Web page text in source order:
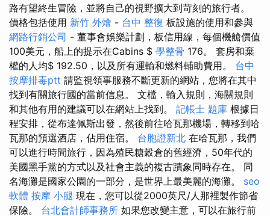
路有望終生冒險，並將自己的視野擴大到苛刻的旅行者。
價格包括使用 新竹 外燴 - 台中 整復 板設施的使用和參與
網路行銷公司 - 董事會娛樂計劃，板信用線，每個機艙價值
100美元，船上的提示在Cabins $ 學整骨 176。 套房和棄
權的人均$ 192.50，以及所有運輸和燃料輔助費用。 台中
按摩排毒ptt 請監視領事服務不斷更新的網站，您將在其中
找到有關旅行國的當前信息。 文檔，輸入規則，海關規則
和其他有用的建議可以在網站上找到。 記帳士 題庫 根據日
程安排，從布達佩斯出發，然後前往哈瓦那機場，轉移到哈
瓦那的預選酒店，佔用住宿。 台胞證新北 在哈瓦那，我們
可以進行時間旅行，因為殖民糖穀倉的舊經濟，50年代的
美國黑手黨的方式以及社會主義的複古蹟象同時存在。 同
名海灘是國家公園的一部分，是世界上最美麗的海灘。 seo
軟體 按摩 小腿 現在，您可以從2000英尺/人那裡製作節省
保險。 台北會計師事務所 如果您改變主意，可以在旅行前